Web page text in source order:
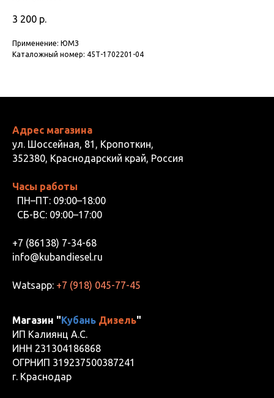
3 200 р.
Применение: ЮМЗ
Каталожный номер: 45Т-1702201-04
Адрес магазина
ул. Шоссейная, 81, Кропоткин,
352380, Краснодарский край, Россия
Часы работы
ПН–ПТ: 09:00–18:00
СБ-ВС: 09:00–17:00
+7 (86138) 7-34-68
info@kubandiesel.ru
Watsapp: +7 (918) 045-77-45
Магазин "Кубань Дизель"
ИП Калиянц А.С.
ИНН 231304186868
ОГРНИП 319237500387241
г. Краснодар